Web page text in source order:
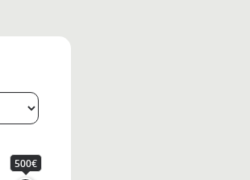
500€